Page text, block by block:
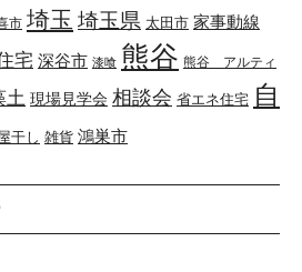
市 埼玉 埼玉県 太田市 家事動線
宅 深谷市 漆喰 熊谷 熊谷 アルティ
土 現場見学会 相談会 省エネ住宅 自
干し 雑貨 鴻巣市